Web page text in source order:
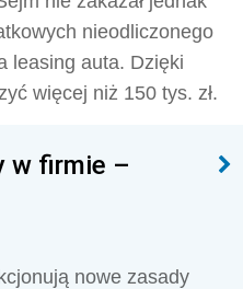
nieodliczonego
leasing auta. Dzięki
więcej niż 150 tys. zł.
w firmie –
nowe zasady